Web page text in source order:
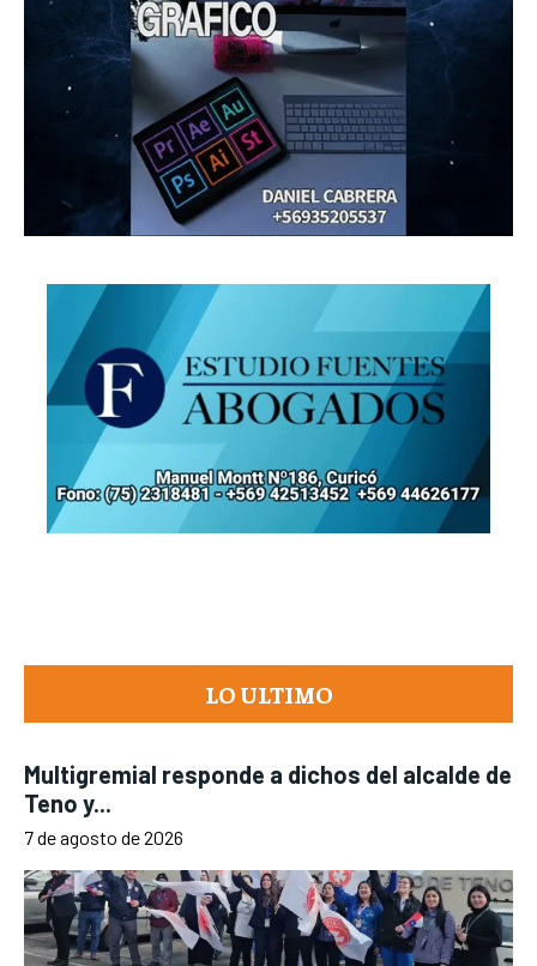
LO ULTIMO
Multigremial responde a dichos del alcalde de
Teno y...
7 de agosto de 2026